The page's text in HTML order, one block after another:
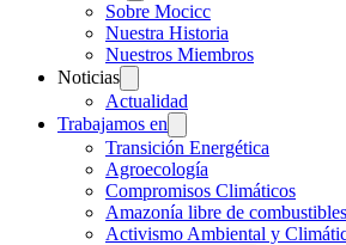
Sobre Mocicc
Nuestra Historia
Nuestros Miembros
Noticias
Actualidad
Trabajamos en
Transición Energética
Agroecología
Compromisos Climáticos
Amazonía libre de
Activismo Ambiental y